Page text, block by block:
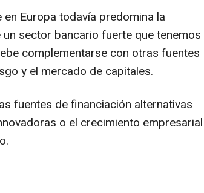
Europa todavía predomina la
sector bancario fuerte que tenemos
complementarse con otras fuentes
y el mercado de capitales.
fuentes de financiación alternativas
o el crecimiento empresarial